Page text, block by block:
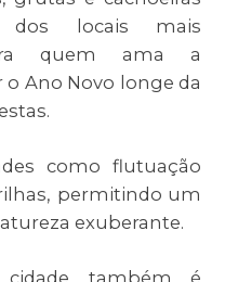
locais mais
quem ama a
Ano Novo longe da
como flutuação
permitindo um
exuberante.